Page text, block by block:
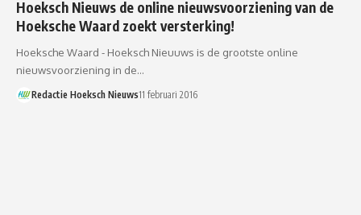
Hoeksch Nieuws de online nieuwsvoorziening van de
Hoeksche Waard zoekt versterking!
Hoeksche Waard - Hoeksch Nieuuws is de grootste online
nieuwsvoorziening in de…
Redactie Hoeksch Nieuws11 februari 2016